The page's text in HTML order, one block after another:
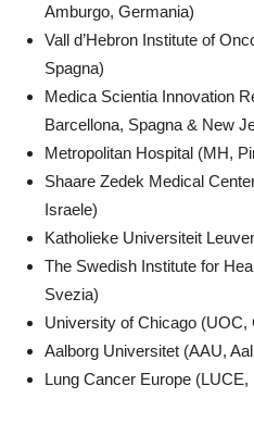
Amburgo, Germania)
Vall d’Hebron Institute of
Spagna)
Medica Scientia Innovation
Barcellona, Spagna & New
Metropolitan Hospital (MH,
Shaare Zedek Medical
Israele)
Katholieke Universiteit
The Swedish Institute for
Svezia)
University of Chicago (UOC,
Aalborg Universitet (AAU,
Lung Cancer Europe